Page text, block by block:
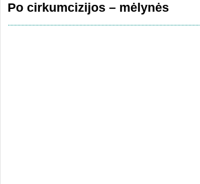
Po cirkumcizijos – mėlynės